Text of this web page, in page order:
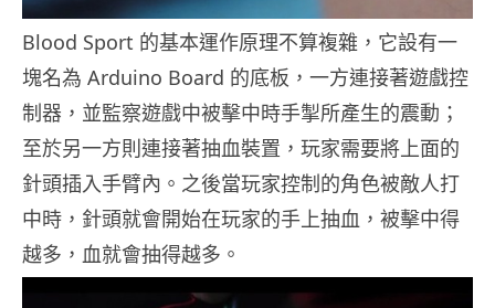
Blood Sport 的基本運作原理不算複雜，它設有一
塊名為 Arduino Board 的底板，一方連接著遊戲控
制器，並監察遊戲中被擊中時手掣所產生的震動；
至於另一方則連接著抽血裝置，玩家需要將上面的
針頭插入手臂內。之後當玩家控制的角色被敵人打
中時，針頭就會開始在玩家的手上抽血，被擊中得
越多，血就會抽得越多。